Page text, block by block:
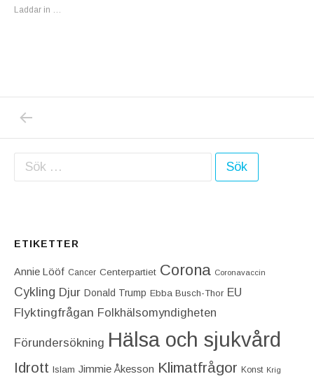
Laddar in …
Inläggsnavigering
Sök efter:
ETIKETTER
Annie Lööf Cancer Centerpartiet‎ Corona Coronavaccin
Cykling Djur Donald Trump Ebba Busch-Thor EU
Flyktingfrågan Folkhälsomyndigheten
Förundersökning Hälsa och sjukvård
Idrott Islam Jimmie Åkesson Klimatfrågor Konst Krig